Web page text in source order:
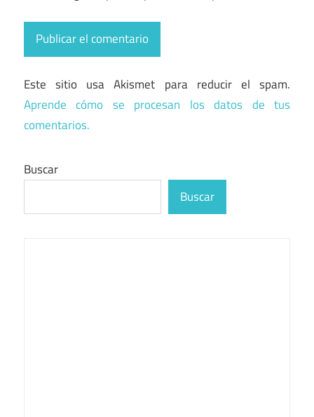
Este sitio usa Akismet para reducir el spam.
Aprende cómo se procesan los datos de tus
comentarios.
Buscar
Buscar